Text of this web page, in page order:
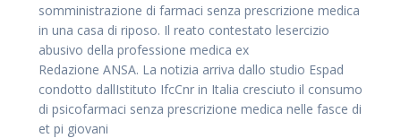
somministrazione di farmaci senza prescrizione medica
in una casa di riposo. Il reato contestato lesercizio
abusivo della professione medica ex
Redazione ANSA. La notizia arriva dallo studio Espad
condotto dallIstituto IfcCnr in Italia cresciuto il consumo
di psicofarmaci senza prescrizione medica nelle fasce di
et pi giovani